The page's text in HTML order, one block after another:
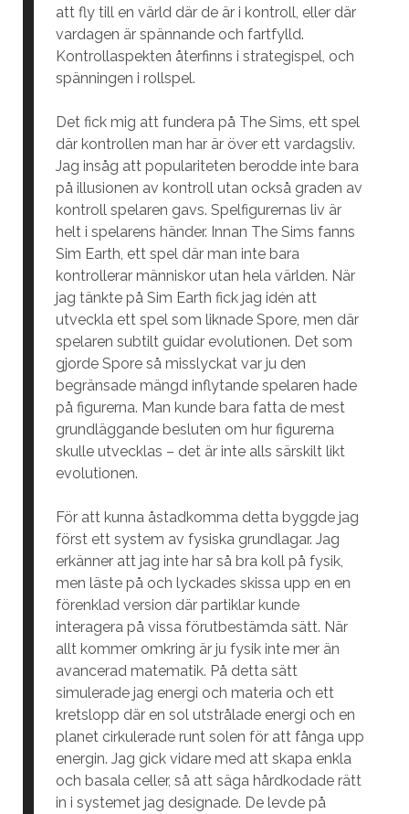
att fly till en värld där de är i kontroll, eller där
vardagen är spännande och fartfylld.
Kontrollaspekten återfinns i strategispel, och
spänningen i rollspel.
Det fick mig att fundera på The Sims, ett spel
där kontrollen man har är över ett vardagsliv.
Jag insåg att populariteten berodde inte bara
på illusionen av kontroll utan också graden av
kontroll spelaren gavs. Spelfigurernas liv är
helt i spelarens händer. Innan The Sims fanns
Sim Earth, ett spel där man inte bara
kontrollerar människor utan hela världen. När
jag tänkte på Sim Earth fick jag idén att
utveckla ett spel som liknade Spore, men där
spelaren subtilt guidar evolutionen. Det som
gjorde Spore så misslyckat var ju den
begränsade mängd inflytande spelaren hade
på figurerna. Man kunde bara fatta de mest
grundläggande besluten om hur figurerna
skulle utvecklas – det är inte alls särskilt likt
evolutionen.
För att kunna åstadkomma detta byggde jag
först ett system av fysiska grundlagar. Jag
erkänner att jag inte har så bra koll på fysik,
men läste på och lyckades skissa upp en en
förenklad version där partiklar kunde
interagera på vissa förutbestämda sätt. När
allt kommer omkring är ju fysik inte mer än
avancerad matematik. På detta sätt
simulerade jag energi och materia och ett
kretslopp där en sol utstrålade energi och en
planet cirkulerade runt solen för att fånga upp
energin. Jag gick vidare med att skapa enkla
och basala celler, så att säga hårdkodade rätt
in i systemet jag designade. De levde på